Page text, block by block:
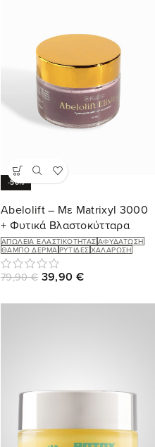
-50%
Abelolift – Με Matrixyl 3000
+ Φυτικά Βλαστοκύτταρα
ΑΠΏΛΕΙΑ ΕΛΑΣΤΙΚΌΤΗΤΑΣ ΑΦΥΔΆΤΩΣΗ
ΘΑΜΠΌ ΔΈΡΜΑ ΡΥΤΊΔΕΣ ΧΑΛΆΡΩΣΗ
79,90€ 39,90 €